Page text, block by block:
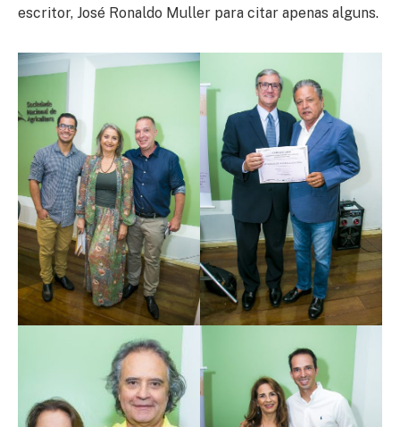
escritor, José Ronaldo Muller para citar apenas alguns.